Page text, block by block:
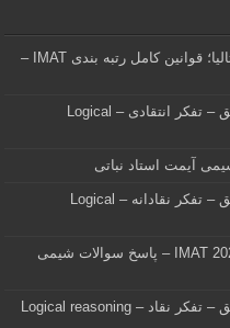
نحوه رتبه بندی داوطلبان در آزمون آیمت ایتالیا؛ قوانین کامل رتبه بندی IMAT –
نمونه سوالات آیمت ایتالیا – استدلال و منطق – تفکر انتقادی – Logical
شیمی آیمت استاد نباتی
نمونه سوالات آیمت ایتالیا – استدلال و منطق – تفکر نقادانه – Logical
پاسخ سوالات آیمت ۲۰۲۵ ایتالیا – آزمون IMAT 2025 – پاسخ سوالات شیمی
نمونه سوالات آیمت ایتالیا – استدلال و منطق – تفکر نقاد – Logical reasoning